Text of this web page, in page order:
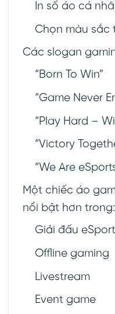
In số áo cá
Chọn màu sắc
Các slogan
“Born To Win”
“Game Never
“Play Hard –
“Victory
“We Are
Một chiếc áo
nổi bật hơn trong:
Giải đấu
Offline gaming
Livestream
Event game